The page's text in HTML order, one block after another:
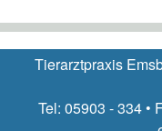
Tierarztpraxis
Tel: 05903 - 334 •